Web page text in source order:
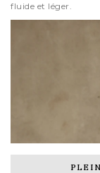
fluide et léger.